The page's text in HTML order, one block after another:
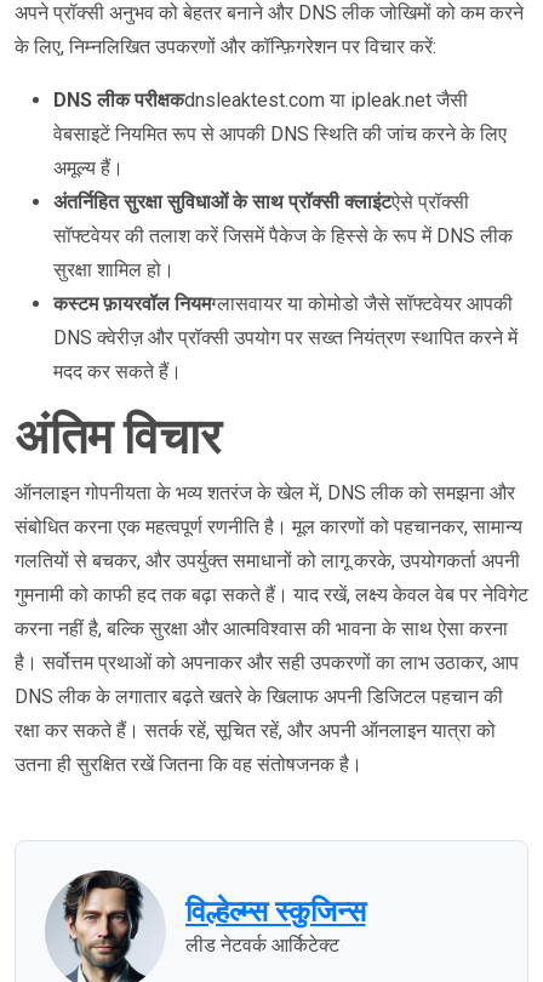
अपने प्रॉक्सी अनुभव को बेहतर बनाने और DNS लीक जोखिमों को कम करने
के लिए, निम्नलिखित उपकरणों और कॉन्फ़िगरेशन पर विचार करें:
DNS लीक परीक्षकdnsleaktest.com या ipleak.net जैसी
वेबसाइटें नियमित रूप से आपकी DNS स्थिति की जांच करने के लिए
अमूल्य हैं।
अंतर्निहित सुरक्षा सुविधाओं के साथ प्रॉक्सी क्लाइंटऐसे प्रॉक्सी
सॉफ्टवेयर की तलाश करें जिसमें पैकेज के हिस्से के रूप में DNS लीक
सुरक्षा शामिल हो।
कस्टम फ़ायरवॉल नियमग्लासवायर या कोमोडो जैसे सॉफ्टवेयर आपकी
DNS क्वेरीज़ और प्रॉक्सी उपयोग पर सख्त नियंत्रण स्थापित करने में
मदद कर सकते हैं।
अंतिम विचार
ऑनलाइन गोपनीयता के भव्य शतरंज के खेल में, DNS लीक को समझना और
संबोधित करना एक महत्वपूर्ण रणनीति है। मूल कारणों को पहचानकर, सामान्य
गलतियों से बचकर, और उपर्युक्त समाधानों को लागू करके, उपयोगकर्ता अपनी
गुमनामी को काफी हद तक बढ़ा सकते हैं। याद रखें, लक्ष्य केवल वेब पर नेविगेट
करना नहीं है, बल्कि सुरक्षा और आत्मविश्वास की भावना के साथ ऐसा करना
है। सर्वोत्तम प्रथाओं को अपनाकर और सही उपकरणों का लाभ उठाकर, आप
DNS लीक के लगातार बढ़ते खतरे के खिलाफ अपनी डिजिटल पहचान की
रक्षा कर सकते हैं। सतर्क रहें, सूचित रहें, और अपनी ऑनलाइन यात्रा को
उतना ही सुरक्षित रखें जितना कि वह संतोषजनक है।
विल्हेल्म्स स्कुजिन्स
लीड नेटवर्क आर्किटेक्ट